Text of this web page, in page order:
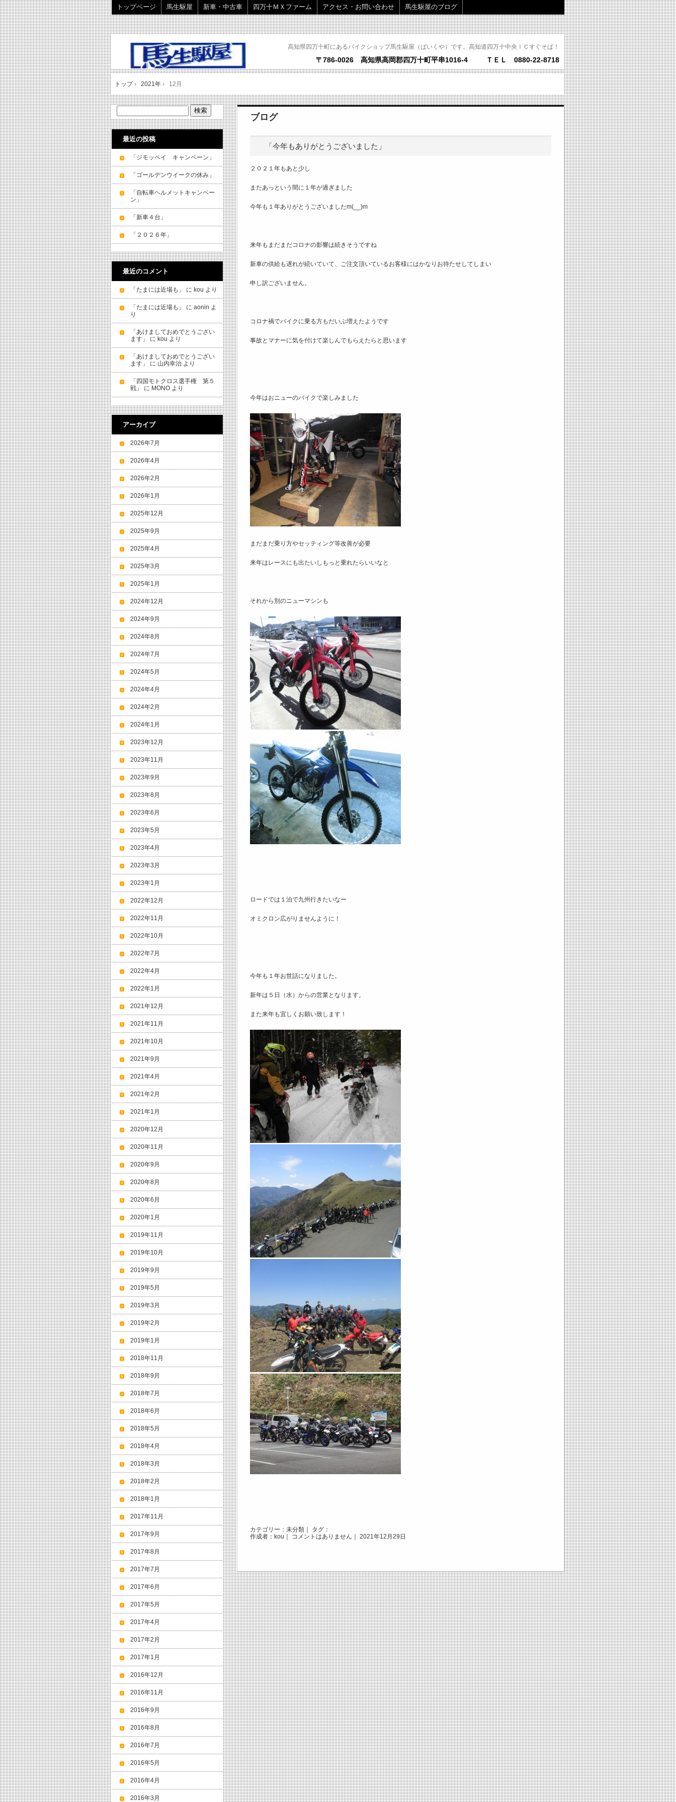
高知県四万十町にあるバイクショップ馬生駆屋（ばいくや）です。高知道四万十中央ＩＣすぐそば！
〒786-0026 高知県高岡郡四万十町平串1016-4 ＴＥＬ 0880-22-8718
トップページ 馬生駆屋 新車・中古車 四万十ＭＸファーム アクセス・お問い合わせ 馬生駆屋のブログ
トップ› 2021年 › 12月
ブログ
「今年もありがとうございました」
２０２１年もあと少し
またあっという間に１年が過ぎました
今年も１年ありがとうございましたm(__)m
来年もまだまだコロナの影響は続きそうですね
新車の供給も遅れが続いていて、ご注文頂いているお客様にはかなりお待たせしてしまい
申し訳ございません。
コロナ禍でバイクに乗る方もだいぶ増えたようです
事故とマナーに気を付けて楽しんでもらえたらと思います
今年はおニューのバイクで楽しみました
まだまだ乗り方やセッティング等改善が必要
来年はレースにも出たいしもっと乗れたらいいなと
それから別のニューマシンも
ロードでは１泊で九州行きたいなー
オミクロン広がりませんように！
今年も１年お世話になりました。
新年は５日（水）からの営業となります。
また来年も宜しくお願い致します！
カテゴリー： 未分類 ｜ タグ：
作成者：kou｜ コメントはありません ｜ 2021年12月29日
最近の投稿
「ジモッペイ キャンペーン」
「ゴールデンウイークの休み」
「自転車ヘルメットキャンペー
ン」
「新車４台」
「２０２６年」
最近のコメント
「たまには近場も」 に kou より
「たまには近場も」 に aonin よ
り
「あけましておめでとうござい
ます」
に kou より
「あけましておめでとうござい
ます」
に 山内幸治 より
「四国モトクロス選手権 第５
戦」
に MONO より
アーカイブ
2026年7月
2026年4月
2026年2月
2026年1月
2025年12月
2025年9月
2025年4月
2025年3月
2025年1月
2024年12月
2024年9月
2024年8月
2024年7月
2024年5月
2024年4月
2024年2月
2024年1月
2023年12月
2023年11月
2023年9月
2023年8月
2023年6月
2023年5月
2023年4月
2023年3月
2023年1月
2022年12月
2022年11月
2022年10月
2022年7月
2022年4月
2022年1月
2021年12月
2021年11月
2021年10月
2021年9月
2021年4月
2021年2月
2021年1月
2020年12月
2020年11月
2020年9月
2020年8月
2020年6月
2020年1月
2019年11月
2019年10月
2019年9月
2019年5月
2019年3月
2019年2月
2019年1月
2018年11月
2018年9月
2018年7月
2018年6月
2018年5月
2018年4月
2018年3月
2018年2月
2018年1月
2017年11月
2017年9月
2017年8月
2017年7月
2017年6月
2017年5月
2017年4月
2017年2月
2017年1月
2016年12月
2016年11月
2016年9月
2016年8月
2016年7月
2016年5月
2016年4月
2016年3月